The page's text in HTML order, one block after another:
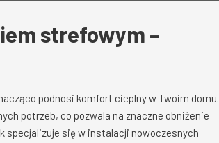
strefowym –
podnosi komfort cieplny w Twoim domu.
potrzeb, co pozwala na znaczne obniżenie
specjalizuje się w instalacji nowoczesnych